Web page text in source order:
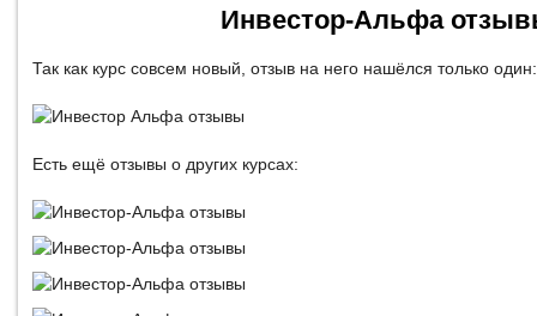
Инвестор-Альфа
Так как курс совсем новый, отзыв на него нашёлся только один:
Есть ещё отзывы о других курсах: